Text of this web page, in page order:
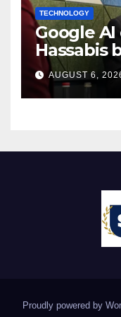
TECHNOLOGY
Google
Hassabis
chief
shakeup
AUGUST 6,
Proudly powered by